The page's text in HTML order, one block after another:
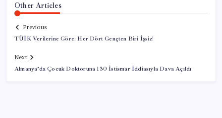
Other Articles
Previous
TÜİK Verilerine Göre: Her Dört Gençten Biri İşsiz!
Next
Almanya’da Çocuk Doktoruna 130 İstismar İddiasıyla Dava Açıldı